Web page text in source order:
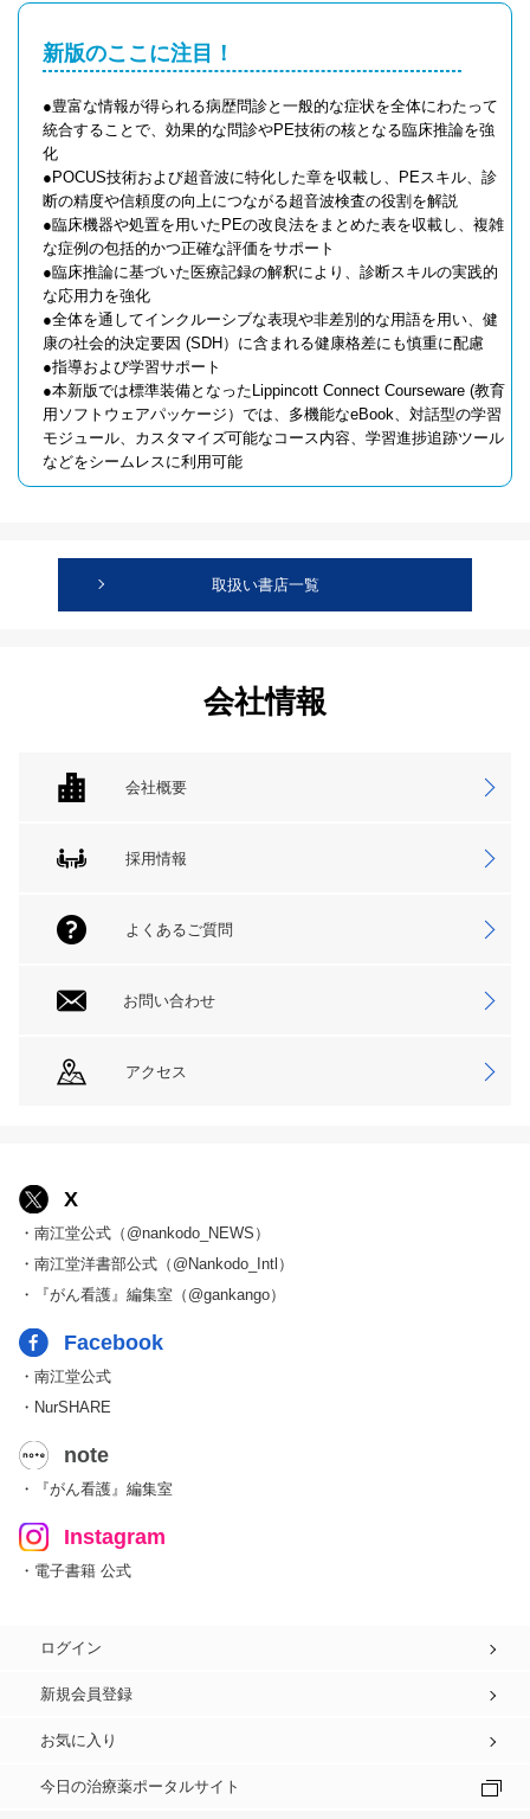
新版のここに注目！
●豊富な情報が得られる病歴問診と一般的な症状を全体にわたって
統合することで、効果的な問診やPE技術の核となる臨床推論を強
化
●POCUS技術および超音波に特化した章を収載し、PEスキル、診
断の精度や信頼度の向上につながる超音波検査の役割を解説
●臨床機器や処置を用いたPEの改良法をまとめた表を収載し、複雑
な症例の包括的かつ正確な評価をサポート
●臨床推論に基づいた医療記録の解釈により、診断スキルの実践的
な応用力を強化
●全体を通してインクルーシブな表現や非差別的な用語を用い、健
康の社会的決定要因 (SDH）に含まれる健康格差にも慎重に配慮
●指導および学習サポート
●本新版では標準装備となったLippincott Connect Courseware (教育
用ソフトウェアパッケージ）では、多機能なeBook、対話型の学習
モジュール、カスタマイズ可能なコース内容、学習進捗追跡ツール
などをシームレスに利用可能
取扱い書店一覧
会社情報
会社概要
採用情報
よくあるご質問
お問い合わせ
アクセス
X
・南江堂公式（@nankodo_NEWS）
・南江堂洋書部公式（@Nankodo_Intl）
・『がん看護』編集室（@gankango）
Facebook
・南江堂公式
・NurSHARE
note
・『がん看護』編集室
Instagram
・電子書籍 公式
ログイン
新規会員登録
お気に入り
今日の治療薬ポータルサイト